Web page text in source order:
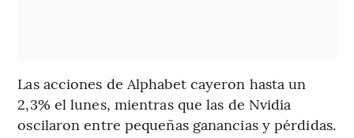
Las acciones de Alphabet cayeron hasta un
2,3% el lunes, mientras que las de Nvidia
oscilaron entre pequeñas ganancias y pérdidas.